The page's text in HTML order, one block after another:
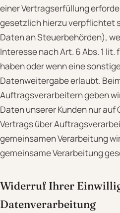
einer Vertragserfüllung
gesetzlich hierzu verpflichtet
Daten an Steuerbehörden),
Interesse nach Art. 6 Abs. 1 lit.
haben oder wenn eine
Datenweitergabe erlaubt.
Auftragsverarbeitern geben
Daten unserer Kunden nur
Vertrags über
gemeinsamen Verarbeitung
gemeinsame Verarbeitung
Widerruf Ihrer
Datenverarbeitung